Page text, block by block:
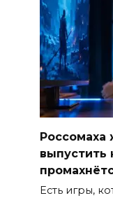
Россомаха
выпустить
Есть игры,